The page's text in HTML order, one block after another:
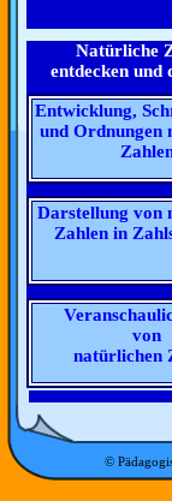
Natürliche
entdecken und
Entwicklung,
und Ordnungen
Darstellung von
Zahlen in
von
natürlichen
©